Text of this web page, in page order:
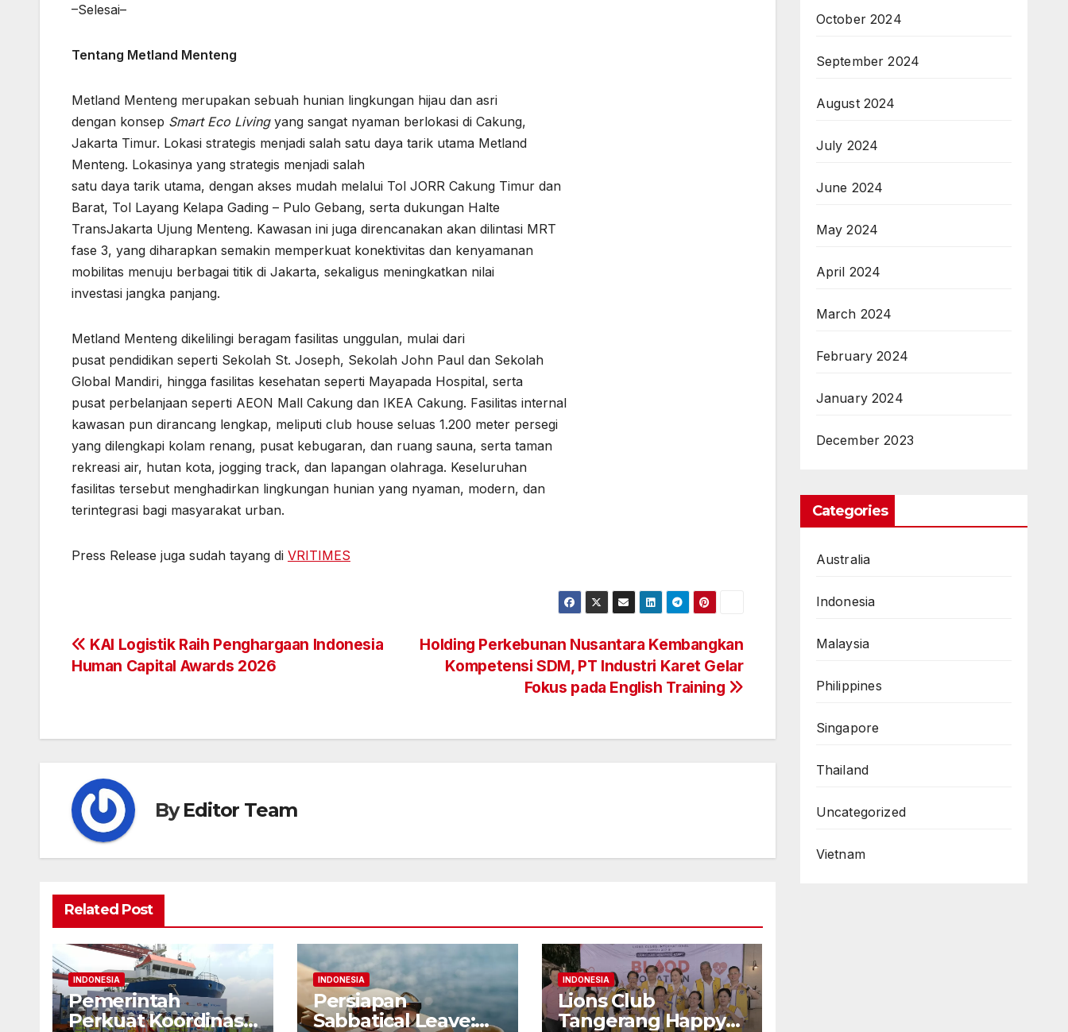
–Selesai–
Tentang Metland Menteng
Metland Menteng merupakan sebuah hunian lingkungan hijau dan asri
dengan konsep Smart Eco Livingyang sangat nyaman berlokasi di Cakung,
Jakarta Timur. Lokasi strategis menjadi salah satu daya tarik utama Metland
Menteng. Lokasinya yang strategis menjadi salah
satu daya tarik utama, dengan akses mudah melalui Tol JORR Cakung Timur dan
Barat, Tol Layang Kelapa Gading – Pulo Gebang, serta dukungan Halte
TransJakarta Ujung Menteng. Kawasan ini juga direncanakan akan dilintasi MRT
fase 3, yang diharapkan semakin memperkuat konektivitas dan kenyamanan
mobilitas menuju berbagai titik di Jakarta, sekaligus meningkatkan nilai
investasi jangka panjang.
Metland Menteng dikelilingi beragam fasilitas unggulan, mulai dari
pusat pendidikan seperti Sekolah St. Joseph, Sekolah John Paul dan Sekolah
Global Mandiri, hingga fasilitas kesehatan seperti Mayapada Hospital, serta
pusat perbelanjaan seperti AEON Mall Cakung dan IKEA Cakung. Fasilitas internal
kawasan pun dirancang lengkap, meliputi club house seluas 1.200 meter persegi
yang dilengkapi kolam renang, pusat kebugaran, dan ruang sauna, serta taman
rekreasi air, hutan kota, jogging track, dan lapangan olahraga. Keseluruhan
fasilitas tersebut menghadirkan lingkungan hunian yang nyaman, modern, dan
terintegrasi bagi masyarakat urban.
Press Release juga sudah tayang di VRITIMES
Post
navigation
Holding Perkebunan Nusantara Kembangkan
Kompetensi SDM, PT Industri Karet Gelar
Fokus pada English Training
KAI Logistik Raih Penghargaan Indonesia
Human Capital Awards 2026
ByEditor Team
Related Post
INDONESIA
Pemerintah
Perkuat Koordinasi
INDONESIA
Persiapan
Sabbatical Leave:
INDONESIA
Lions Club
Tangerang Happy
October 2024
September 2024
August 2024
July 2024
June 2024
May 2024
April 2024
March 2024
February 2024
January 2024
December 2023
Categories
Australia
Indonesia
Malaysia
Philippines
Singapore
Thailand
Uncategorized
Vietnam